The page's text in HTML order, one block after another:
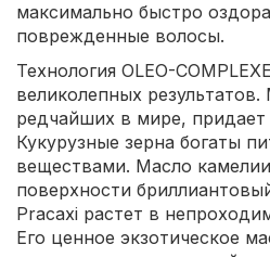
максимально быстро
поврежденные волосы.
Технология OLEO-
великолепных
редчайших в мире, придает
Кукурузные зерна богаты
веществами. Масло
поверхности
Pracaxi растет в
Его ценное экзотическое